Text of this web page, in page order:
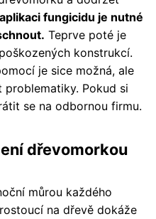
fungicidu je nutné
Teprve poté je
konstrukcí.
je sice možná, ale
problematiky. Pokud si
se na odbornou firmu.
dřevomorkou
můrou každého
na dřevě dokáže